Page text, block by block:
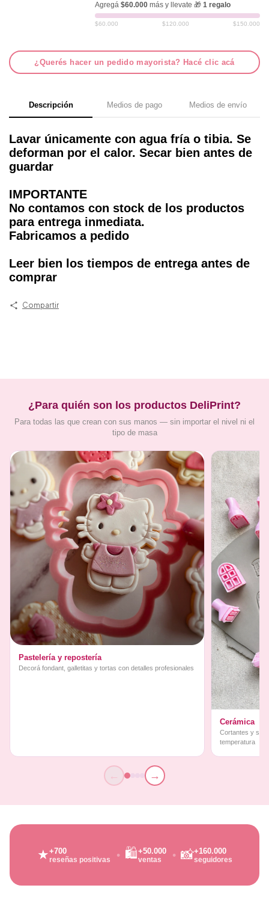
Agregá $60.000más y llevate 🎁 1 regalo
$60.000 $120.000 $150.000
¿Querés hacer un pedido mayorista? Hacé clic acá
Descripción Medios de pago Medios de envío
Lavar únicamente con agua fría o tibia. Se
deforman por el calor. Secar bien antes de
guardar
IMPORTANTE
No contamos con stock de los productos
para entrega inmediata.
Fabricamos a pedido
Leer bien los tiempos de entrega antes de
comprar
Compartir
¿Para quién son los productos DeliPrint?
Para todas las que crean con sus manos — sin importar el nivel ni el
tipo de masa
Pastelería y repostería
Decorá fondant, galletitas y tortas con detalles profesionales
Cerámica
Cortantes y
temperatura
← →
★+700
reseñas positivas 🛍️+50.000
ventas 📸+160.000
seguidores